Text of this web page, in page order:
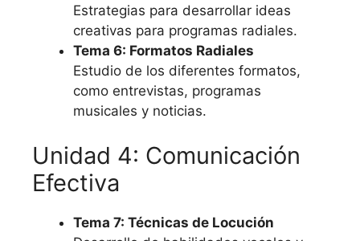
Estrategias para desarrollar ideas
creativas para programas radiales.
Tema 6: Formatos Radiales
Estudio de los diferentes formatos,
como entrevistas, programas
musicales y noticias.
Unidad 4: Comunicación
Efectiva
Tema 7: Técnicas de Locución